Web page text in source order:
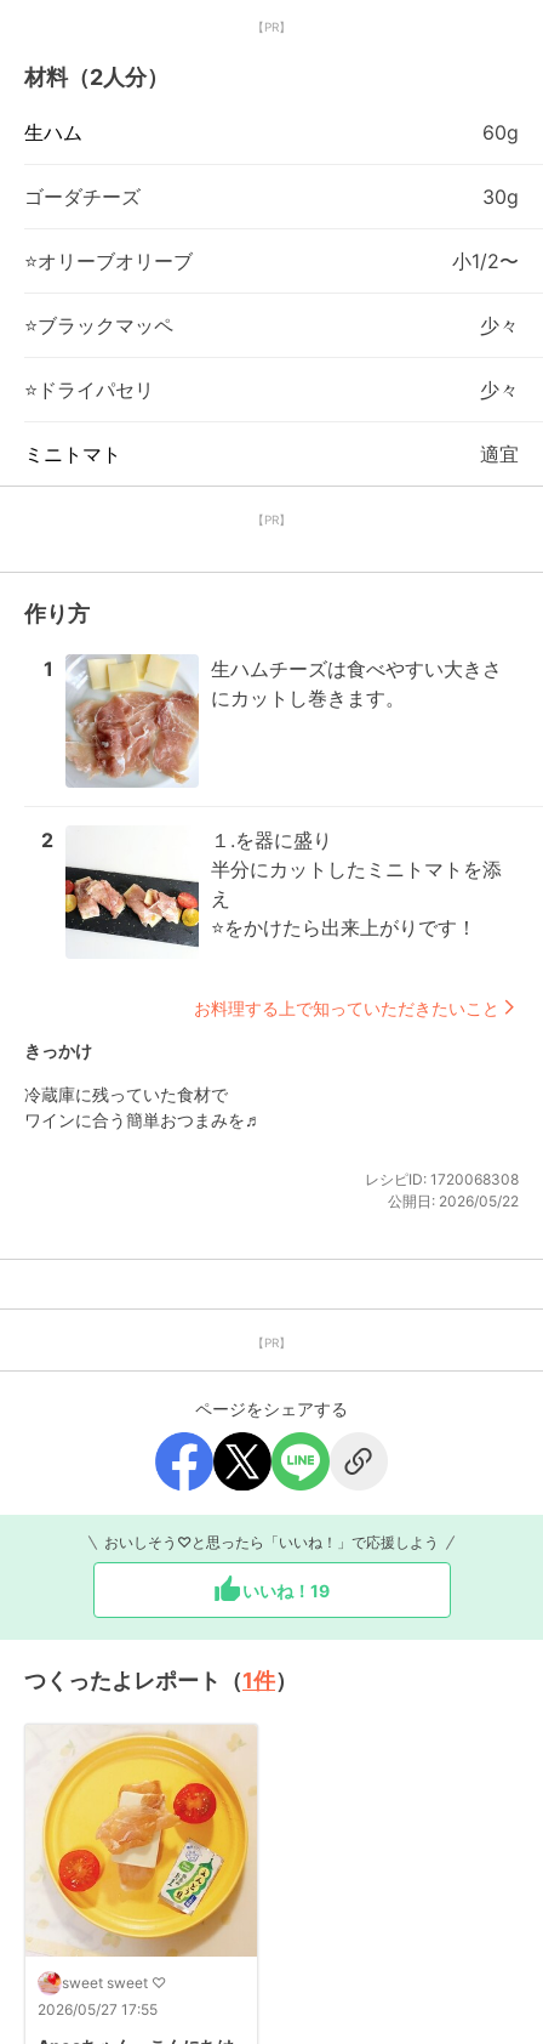
【PR】
材料（2人分）
生ハム 60g
ゴーダチーズ 30g
‪⭐オリーブオリーブ 小1/2〜
‪⭐ブラックマッペ 少々
‪⭐ドライパセリ 少々
ミニトマト 適宜
【PR】
作り方
1
生ハムチーズは食べやすい大きさ
にカットし巻きます。
2
１.を器に盛り
半分にカットしたミニトマトを添
え
‪⭐をかけたら出来上がりです！
お料理する上で知っていただきたいこと
きっかけ
冷蔵庫に残っていた食材で
ワインに合う簡単おつまみを♬
レシピID: 1720068308
公開日: 2026/05/22
【PR】
ページをシェアする
おいしそう♡と思ったら「いいね！」で応援しよう
いいね！ 19
つくったよレポート（1件）
sweet sweet ♡
2026/05/27 17:55